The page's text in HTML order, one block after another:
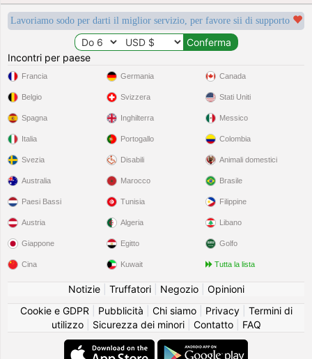
Lavoriamo sodo per darti il miglior servizio, per favore sii di supporto
Incontri per paese
Francia
Belgio
Spagna
Italia
Svezia
Germania
Svizzera
Inghilterra
Portogallo
Disabili
Canada
Stati Uniti
Messico
Colombia
Animali domestici
Australia
Paesi Bassi
Austria
Giappone
Cina
Marocco
Tunisia
Algeria
Egitto
Kuwait
Brasile
Filippine
Libano
Golfo
Tutta la lista
Notizie| Truffatori| Negozio| Opinioni
Cookie e GDPR
Pubblicità Chi siamo| Privacy| Termini di
utilizzo| Sicurezza dei minori| Contatto| FAQ